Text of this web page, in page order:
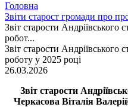
Головна
Звіти старост громади про
Звіт старости Андріївського
робот...
Звіт старости Андріївського
роботу у 2025 році
26.03.2026
Звіт старости
Черкасова Віталія